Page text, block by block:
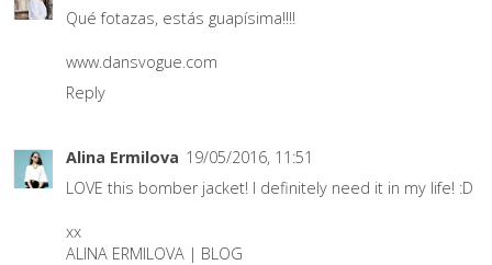
Qué fotazas, estás guapísima!!!!
www.dansvogue.com
Reply
Alina Ermilova 19/05/2016, 11:51
LOVE this bomber jacket! I definitely need it in my life! :D
xx
ALINA ERMILOVA | BLOG